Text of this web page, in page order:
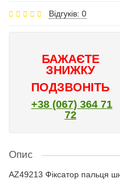
Відгуків: 0
БАЖАЄТЕ
ЗНИЖКУ
ПОДЗВОНІТЬ
+38 (067) 364 71
72
Опис
AZ49213 Фіксатор пальця